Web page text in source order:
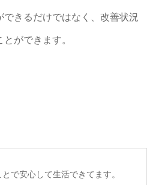
きるだけではなく、改善状況
ができます。
で安心して生活できてます。